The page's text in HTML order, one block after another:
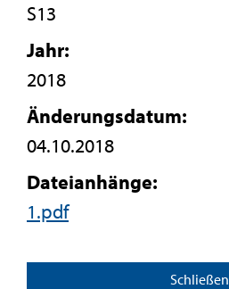
S13
Jahr:
2018
Änderungsdatum:
04.10.2018
Dateianhänge:
1.pdf
Schließen